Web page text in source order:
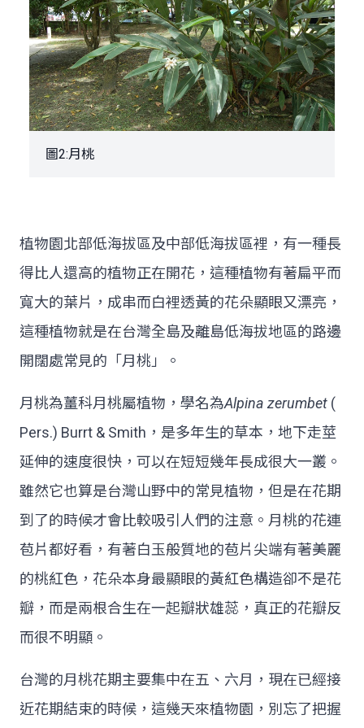
圖2:月桃
植物園北部低海拔區及中部低海拔區裡，有一種長
得比人還高的植物正在開花，這種植物有著扁平而
寬大的葉片，成串而白裡透黃的花朵顯眼又漂亮，
這種植物就是在台灣全島及離島低海拔地區的路邊
開闊處常見的「月桃」。
月桃為薑科月桃屬植物，學名為Alpina zerumbet (
Pers.) Burrt & Smith，是多年生的草本，地下走莖
延伸的速度很快，可以在短短幾年長成很大一叢。
雖然它也算是台灣山野中的常見植物，但是在花期
到了的時候才會比較吸引人們的注意。月桃的花連
苞片都好看，有著白玉般質地的苞片尖端有著美麗
的桃紅色，花朵本身最顯眼的黃紅色構造卻不是花
瓣，而是兩根合生在一起瓣狀雄蕊，真正的花瓣反
而很不明顯。
台灣的月桃花期主要集中在五、六月，現在已經接
近花期結束的時候，這幾天來植物園，別忘了把握